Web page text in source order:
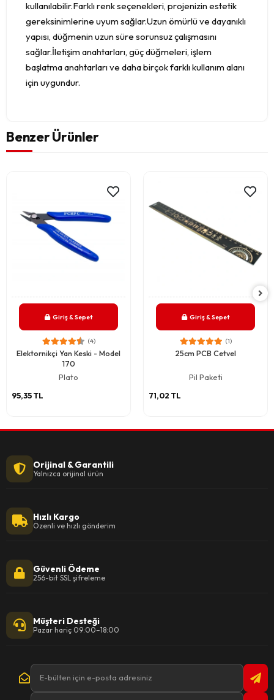
kullanılabilir.Farklı renk seçenekleri, projenizin estetik
gereksinimlerine uyum sağlar.Uzun ömürlü ve dayanıklı
yapısı, düğmenin uzun süre sorunsuz çalışmasını
sağlar.İletişim anahtarları, güç düğmeleri, işlem
başlatma anahtarları ve daha birçok farklı kullanım alanı
için uygundur.
Benzer Ürünler
Giriş & Sepet
(4)
Elektornikçi Yan Keski - Model
170
Plato
95,35 TL
Giriş & Sepet
(1)
25cm PCB Cetvel
Pil Paketi
71,02 TL
Orijinal & Garantili
Yalnızca orijinal ürün
Hızlı Kargo
Özenli ve hızlı gönderim
Güvenli Ödeme
256-bit SSL şifreleme
Müşteri Desteği
Pazar hariç 09:00–18:00